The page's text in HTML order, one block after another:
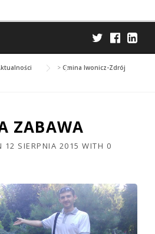
> Gmina Iwonicz-Zdrój
ZABAWA
12 SIERPNIA 2015 WITH 0